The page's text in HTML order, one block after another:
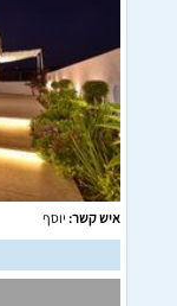
איש קשר: יוסף